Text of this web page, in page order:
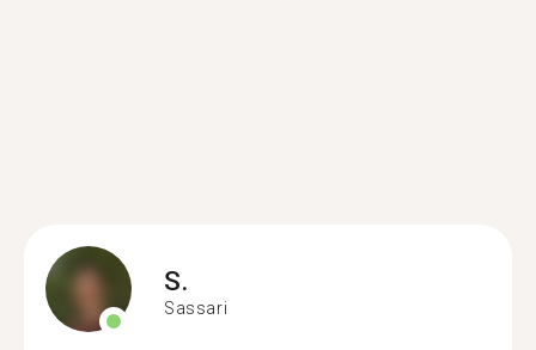
S.
Sassari